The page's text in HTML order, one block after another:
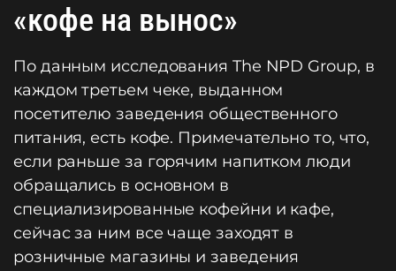
«кофе на вынос»
По данным исследования The NPD Group, в
каждом третьем чеке, выданном
посетителю заведения общественного
питания, есть кофе. Примечательно то, что,
если раньше за горячим напитком люди
обращались в основном в
специализированные кофейни и кафе,
сейчас за ним все чаще заходят в
розничные магазины и заведения